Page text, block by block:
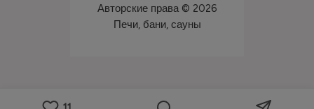
Авторские права © 2026
Печи, бани, сауны